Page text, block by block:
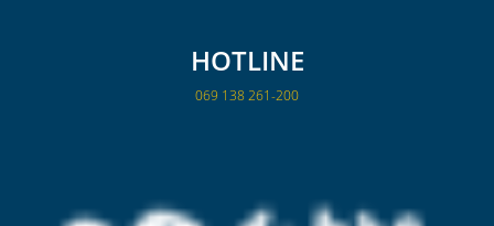
HOTLINE
069 138 261-200